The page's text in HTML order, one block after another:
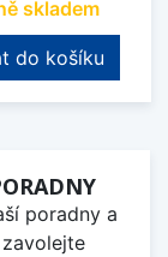
skladem
do košíku
poradny a